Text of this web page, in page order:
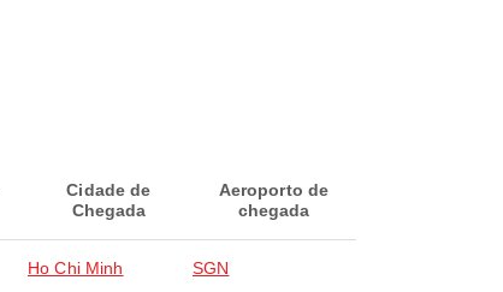
Cidade de
Chegada
Aeroporto de
chegada
Ho Chi Minh SGN